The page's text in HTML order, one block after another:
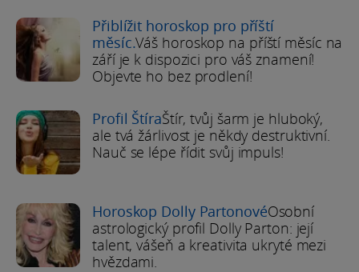
Přiblížit horoskop pro příští
měsíc.Váš horoskop na příští měsíc na
září je k dispozici pro váš znamení!
Objevte ho bez prodlení!
Profil ŠtíraŠtír, tvůj šarm je hluboký,
ale tvá žárlivost je někdy destruktivní.
Nauč se lépe řídit svůj impuls!
Horoskop Dolly PartonovéOsobní
astrologický profil Dolly Parton: její
talent, vášeň a kreativita ukryté mezi
hvězdami.